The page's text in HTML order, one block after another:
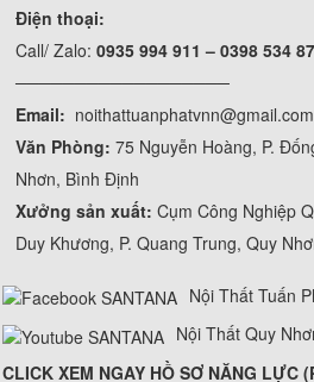
Điện thoại:
Call/ Zalo:0935 994 911 – 0398 534
──────────────────
Email: noithattuanphatvnn@gmail.com
Văn Phòng: 75 Nguyễn Hoàng, P.
Nhơn, Bình Định
Xưởng sản xuất: Cụm Công Nghiệp
Duy Khương, P. Quang Trung, Quy
Nội Thất Tuấn
Nội Thất Quy
CLICK XEM NGAY HỒ SƠ NĂNG LỰC